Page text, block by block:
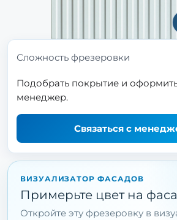
Сложность фрезеровки
Подобрать покрытие и
менеджер.
Связаться с
ВИЗУАЛИЗАТОР ФАСАДОВ
Примерьте цвет на
Откройте эту фрезеровку в